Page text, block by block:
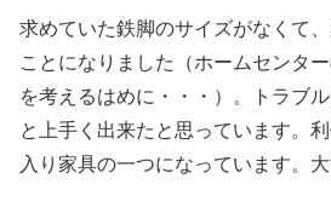
求めていた鉄脚のサイズがなくて
ことになりました（ホームセンタ
を考えるはめに・・・）。トラブ
と上手く出来たと思っています。
入り家具の一つになっています。大